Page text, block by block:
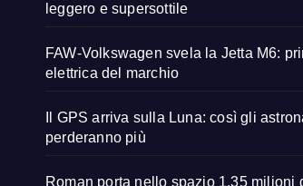
leggero e supersottile
FAW-Volkswagen svela la Jetta M6:
elettrica del marchio
Il GPS arriva sulla Luna: così gli
perderanno più
Roman porta nello spazio 1,35 milioni